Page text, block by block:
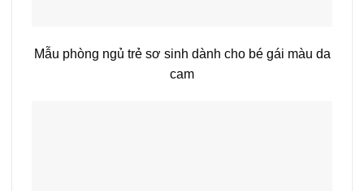
Mẫu phòng ngủ trẻ sơ sinh dành cho bé gái màu da
cam